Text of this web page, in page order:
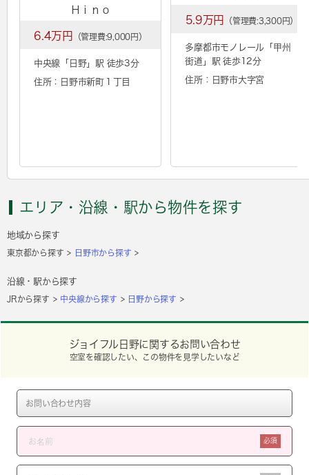
Ｈｉｎｏ
6.4万円 （管理費:9,000円）
中央線「 日野」駅 徒歩3分
住所：日野市新町１丁目
5.9万円 （管理費:3,300円）
多摩都市モノレール「 甲州
街道 」駅 徒歩12分
住所：日野市大字宮
エリア・沿線・駅から物件を探す
地域から探す
東京都から探す 日野市から探す
沿線・駅から探す
JRから探す 中央線から探す 日野から探す
ジョイフル日野に関するお問い合わせ
空室を確認したい、この物件を見学したいなど
必須